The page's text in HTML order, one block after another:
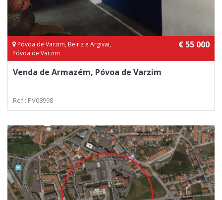
Póvoa de Varzim, Beiriz e Argivai,
Póvoa de Varzim
€ 55 000
Venda de Armazém, Póvoa de Varzim
Ref.: PV08998